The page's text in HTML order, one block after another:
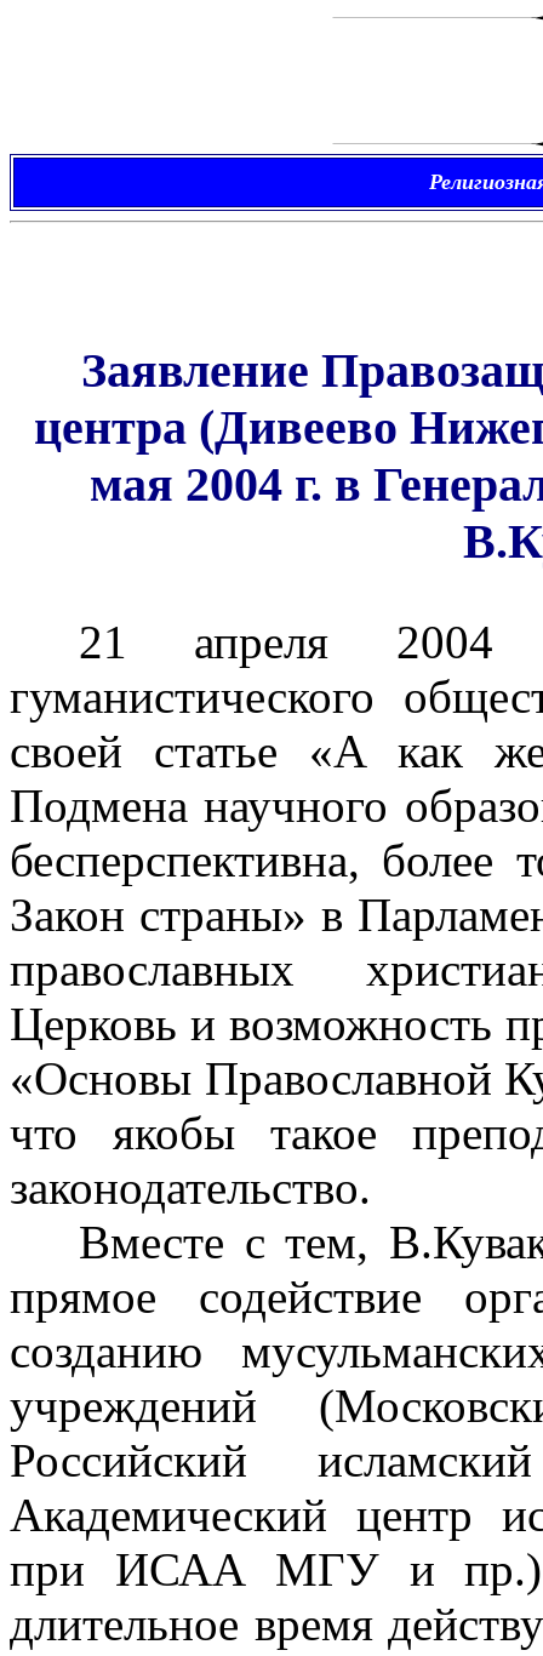
Заявление
центра (Дивеево
мая 2004 г. в
21 апреля 2004
гуманистического
своей статье «А как
Подмена научного
бесперспективна,
Закон страны» в
православных
Церковь и возможность
«Основы Православной
что якобы такое
законодательство.
Вместе с тем,
прямое содействие
созданию
учреждений
Российский
Академический центр
при ИСАА МГУ и пр.),
длительное время